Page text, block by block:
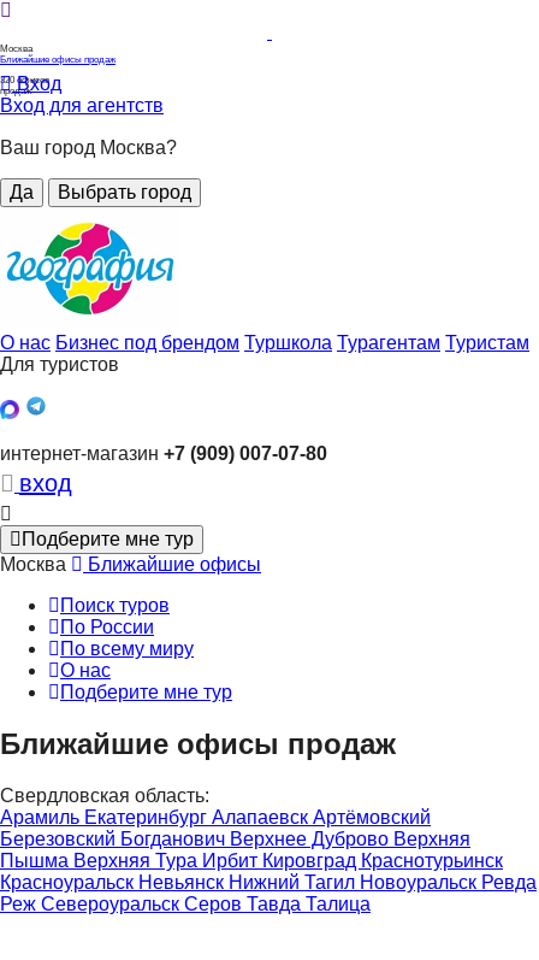
Москва
Ближайшие офисы продаж
320 офисов
продаж
Вход
Вход для агентств
Ваш город Москва?
Да Выбрать город
О нас Бизнес под брендом Туршкола Турагентам Туристам
Для туристов
интернет-магазин +7 (909) 007-07-80
вход
Подберите мне тур
Москва
Ближайшие офисы
Поиск туров
По России
По всему миру
О нас
Подберите мне тур
Ближайшие офисы продаж
Свердловская область:
Арамиль Екатеринбург Алапаевск Артёмовский
Березовский Богданович Верхнее Дуброво Верхняя
Пышма Верхняя Тура Ирбит Кировград Краснотурьинск
Красноуральск Невьянск Нижний Тагил Новоуральск Ревда
Реж Североуральск Серов Тавда Талица